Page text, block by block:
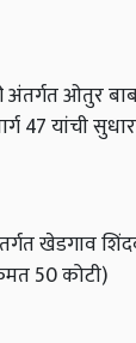
ओतुर
47 यांची
खेडगाव
50 कोटी)